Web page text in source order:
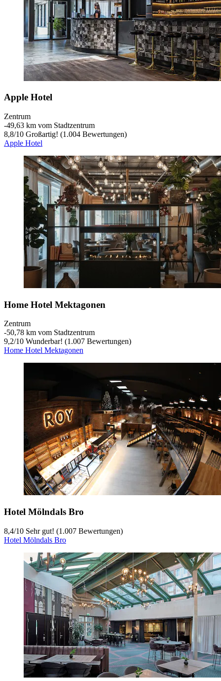
Apple Hotel
Zentrum
‐49,63 km vom Stadtzentrum
8,8/10 Großartig! (1.004 Bewertungen)
Apple Hotel
Home Hotel Mektagonen
Zentrum
‐50,78 km vom Stadtzentrum
9,2/10 Wunderbar! (1.007 Bewertungen)
Home Hotel Mektagonen
Hotel Mölndals Bro
8,4/10 Sehr gut! (1.007 Bewertungen)
Hotel Mölndals Bro